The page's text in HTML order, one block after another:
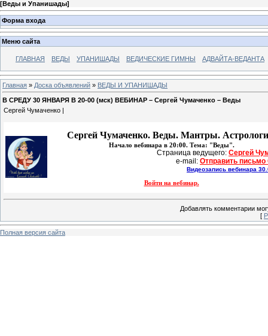
[Веды и Упанишады]
Форма входа
Меню сайта
ГЛАВНАЯ ВЕДЫ УПАНИШАДЫ ВЕДИЧЕСКИЕ ГИМНЫ АДВАЙТА-ВЕДАНТА
Главная » Доска объявлений » ВЕДЫ И УПАНИШАДЫ
В СРЕДУ 30 ЯНВАРЯ В 20-00 (мск) ВЕБИНАР – Сергей Чумаченко – Веды
Сергей Чумаченко |
Сергей Чумаченко. Веды. Мантры.
Начало вебинара в 20:00. Тема: "Веды".
Страница ведущего: Сергей
e-mail: Отправить
Видеозапись вебинара
Войти на вебинар.
Добавлять комментарии
[
Полная версия сайта